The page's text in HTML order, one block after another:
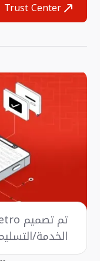
Trust Center
الخدمة/